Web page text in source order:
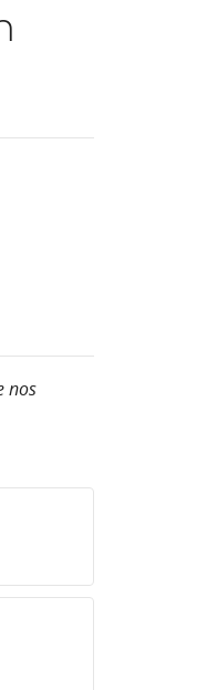
nos